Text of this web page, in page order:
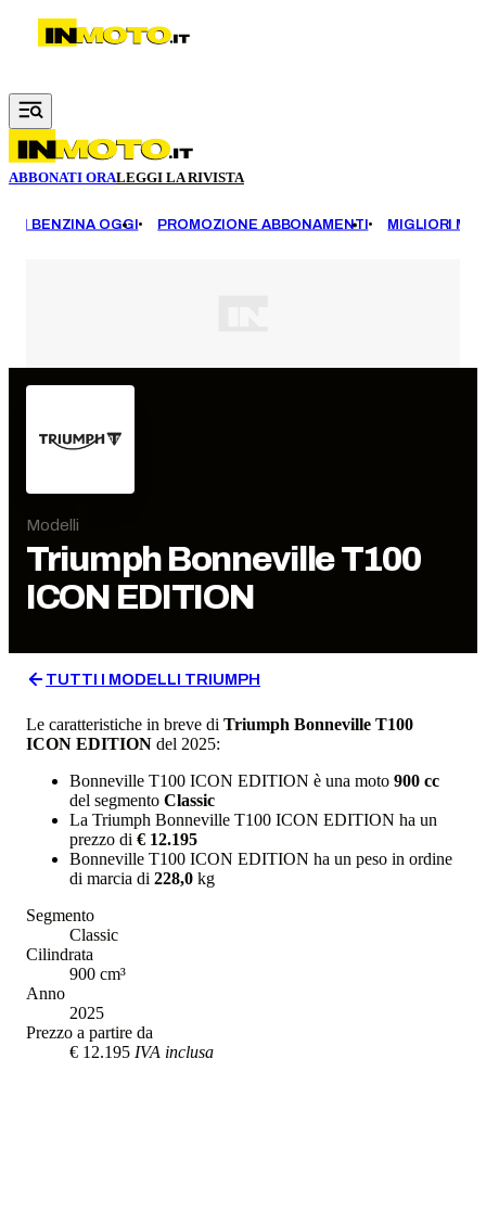
Vai al contenuto principale
ABBONATI ORALEGGI LA RIVISTA
BENZINA OGGI PROMOZIONE ABBONAMENTI MIGLIORI
Modelli
Triumph Bonneville T100
ICON EDITION
TUTTI I MODELLI TRIUMPH
Le caratteristiche in breve di Triumph Bonneville T100
ICON EDITION del 2025:
Bonneville T100 ICON EDITION è una moto 900 cc
del segmento Classic
La Triumph Bonneville T100 ICON EDITION ha un
prezzo di € 12.195
Bonneville T100 ICON EDITION ha un peso in ordine
di marcia di 228,0 kg
Segmento
Classic
Cilindrata
900 cm³
Anno
2025
Prezzo a partire da
€ 12.195 IVA inclusa